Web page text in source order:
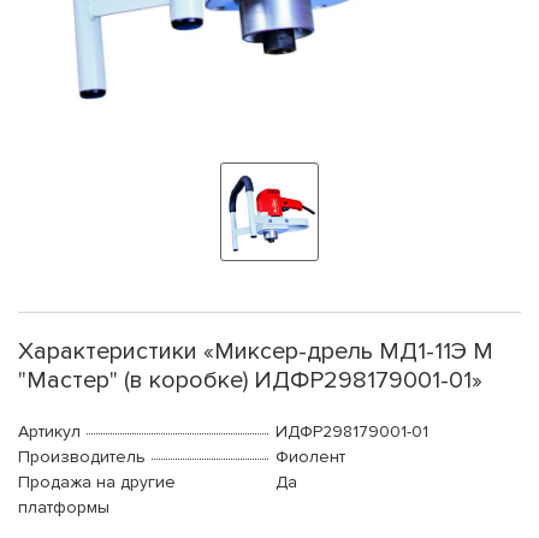
Характеристики «Миксер-дрель МД1-11Э М
"Мастер" (в коробке) ИДФР298179001-01»
Артикул
ИДФР298179001-01
Производитель
Фиолент
Продажа на другие
платформы
Да